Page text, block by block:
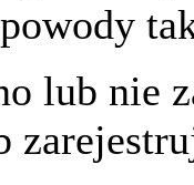
lub nie